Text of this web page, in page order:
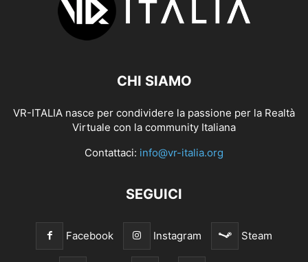
CHI SIAMO
VR-ITALIA nasce per condividere la passione per la Realtà
Virtuale con la community Italiana
Contattaci: info@vr-italia.org
SEGUICI
Facebook Instagram Steam